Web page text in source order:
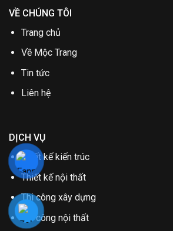
VỀ CHÚNG TÔI
Trang chủ
Về Mộc Trang
Tin tức
Liên hệ
DỊCH VỤ
Thiết kế kiến trúc
Thiết kế nội thất
Thi công xây dựng
Thi công nội thất